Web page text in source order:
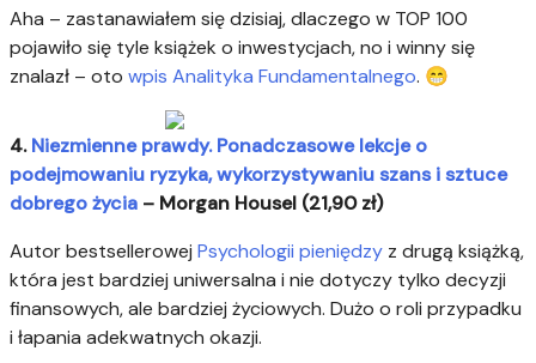
Aha – zastanawiałem się dzisiaj, dlaczego w TOP 100
pojawiło się tyle książek o inwestycjach, no i winny się
znalazł – oto wpis Analityka Fundamentalnego. 😁
4.Niezmienne prawdy. Ponadczasowe lekcje o
podejmowaniu ryzyka, wykorzystywaniu szans i sztuce
dobrego życia – Morgan Housel (21,90 zł)
Autor bestsellerowej Psychologii pieniędzy z drugą książką,
która jest bardziej uniwersalna i nie dotyczy tylko decyzji
finansowych, ale bardziej życiowych. Dużo o roli przypadku
i łapania adekwatnych okazji.